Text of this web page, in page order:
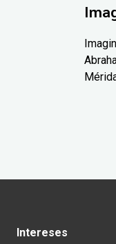
Intereses